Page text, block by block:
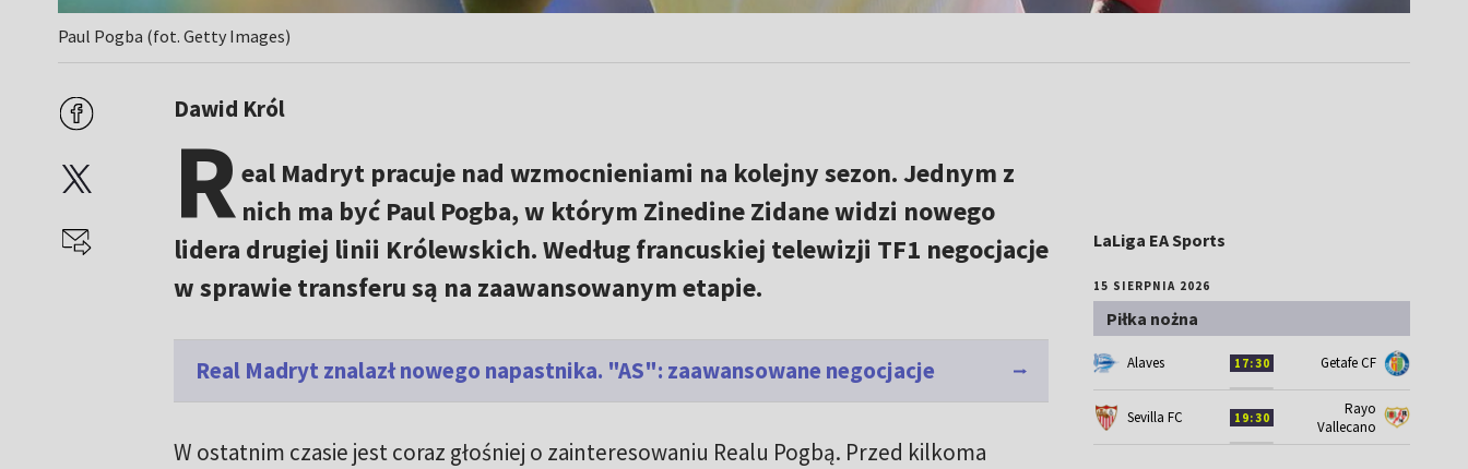
Paul Pogba (fot. Getty Images)
Dawid Król
Real Madryt pracuje nad wzmocnieniami na kolejny sezon. Jednym z
nich ma być Paul Pogba, w którym Zinedine Zidane widzi nowego
lidera drugiej linii Królewskich. Według francuskiej telewizji TF1 negocjacje
w sprawie transferu są na zaawansowanym etapie.
Real Madryt znalazł nowego napastnika. "AS": zaawansowane negocjacje
W ostatnim czasie jest coraz głośniej o zainteresowaniu Realu Pogbą. Przed kilkoma
LaLiga EA Sports
15 SIERPNIA 2026
Piłka nożna
Alaves 17:30 Getafe CF
Sevilla FC 19:30
Rayo
Vallecano